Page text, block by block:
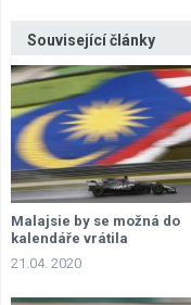
Související články
Malajsie by se možná do
kalendáře vrátila
21.04. 2020